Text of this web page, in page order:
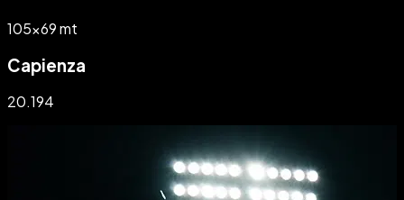
105x69 mt
Capienza
20.194